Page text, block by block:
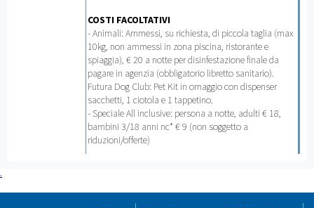
COSTI FACOLTATIVI
- Animali: Ammessi, su richiesta, di piccola taglia (max
10kg, non ammessi in zona piscina, ristorante e
spiaggia), € 20 a notte per disinfestazione finale da
pagare in agenzia (obbligatorio libretto sanitario).
Futura Dog Club: Pet Kit in omaggio con dispenser
sacchetti, 1 ciotola e 1 tappetino.
- Speciale All inclusive: persona a notte, adulti € 18,
bambini 3/18 anni nc* € 9 (non soggetto a
riduzioni/offerte)
.